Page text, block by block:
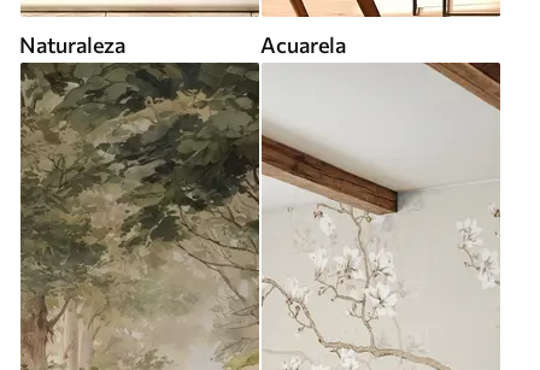
Naturaleza Acuarela